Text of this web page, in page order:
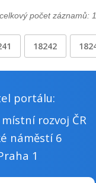
celkový počet záznamů:
18242
portálu:
rozvoj ČR
náměstí 6
1